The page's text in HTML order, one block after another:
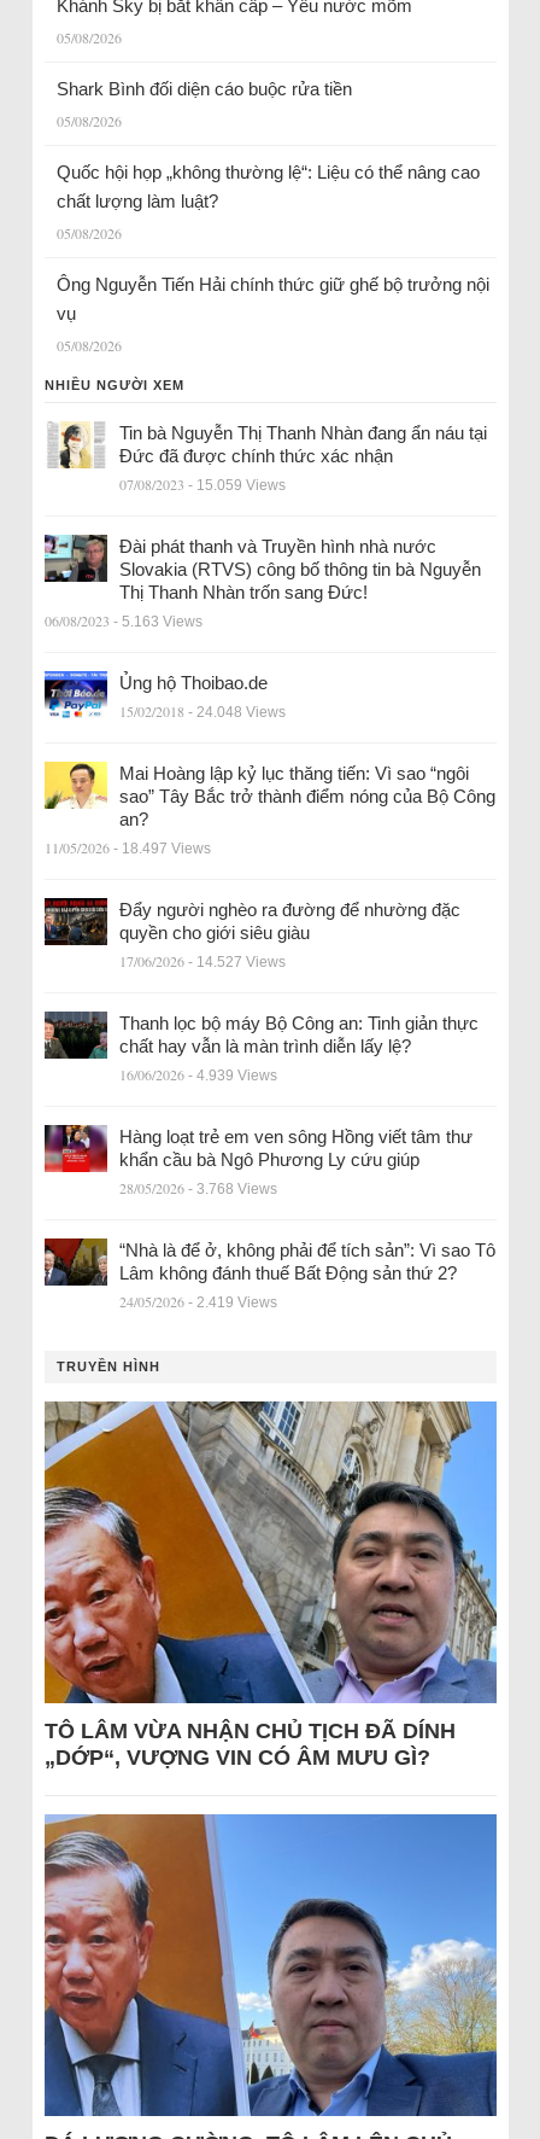
Khánh Sky bị bắt khẩn cấp – Yêu nước mõm
05/08/2026
Shark Bình đối diện cáo buộc rửa tiền
05/08/2026
Quốc hội họp „không thường lệ“: Liệu có thể nâng cao
chất lượng làm luật?
05/08/2026
Ông Nguyễn Tiến Hải chính thức giữ ghế bộ trưởng nội
vụ
05/08/2026
NHIỀU NGƯỜI XEM
Tin bà Nguyễn Thị Thanh Nhàn đang ẩn náu tại
Đức đã được chính thức xác nhận
07/08/2023 - 15.059 Views
Đài phát thanh và Truyền hình nhà nước
Slovakia (RTVS) công bố thông tin bà Nguyễn
Thị Thanh Nhàn trốn sang Đức!
06/08/2023 - 5.163 Views
Ủng hộ Thoibao.de
15/02/2018 - 24.048 Views
Mai Hoàng lập kỷ lục thăng tiến: Vì sao “ngôi
sao” Tây Bắc trở thành điểm nóng của Bộ Công
an?
11/05/2026 - 18.497 Views
Đẩy người nghèo ra đường để nhường đặc
quyền cho giới siêu giàu
17/06/2026 - 14.527 Views
Thanh lọc bộ máy Bộ Công an: Tinh giản thực
chất hay vẫn là màn trình diễn lấy lệ?
16/06/2026 - 4.939 Views
Hàng loạt trẻ em ven sông Hồng viết tâm thư
khẩn cầu bà Ngô Phương Ly cứu giúp
28/05/2026 - 3.768 Views
“Nhà là để ở, không phải để tích sản”: Vì sao Tô
Lâm không đánh thuế Bất Động sản thứ 2?
24/05/2026 - 2.419 Views
TRUYỀN HÌNH
TÔ LÂM VỪA NHẬN CHỦ TỊCH ĐÃ DÍNH
„DỚP“, VƯỢNG VIN CÓ ÂM MƯU GÌ?